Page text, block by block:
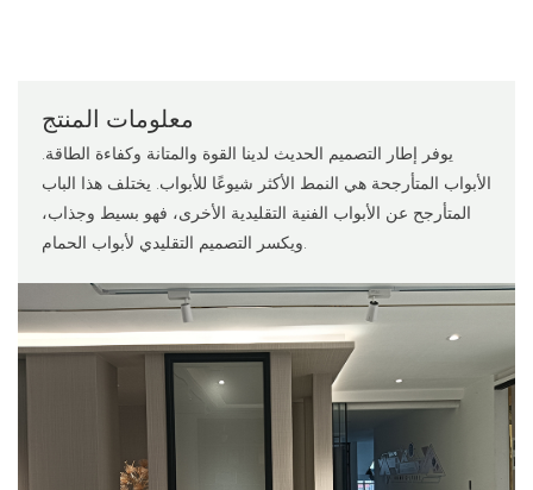
معلومات المنتج
يوفر إطار التصميم الحديث لدينا القوة والمتانة وكفاءة الطاقة.
الأبواب المتأرجحة هي النمط الأكثر شيوعًا للأبواب. يختلف هذا الباب
المتأرجح عن الأبواب الفنية التقليدية الأخرى، فهو بسيط وجذاب،
ويكسر التصميم التقليدي لأبواب الحمام.